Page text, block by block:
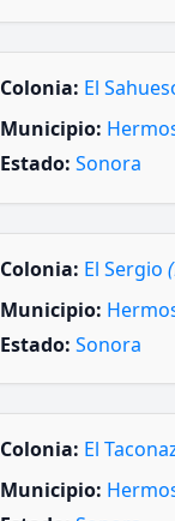
Colonia: El
Municipio:
Estado: Sonora
Colonia: El Sergio
Municipio:
Estado: Sonora
Colonia: El
Municipio: